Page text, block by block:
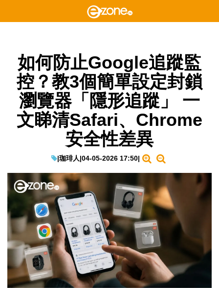
如何防止Google追蹤監
控？教3個簡單設定封鎖
瀏覽器「隱形追蹤」 一
文睇清Safari、Chrome
安全性差異
|珈琲人|04-05-2026 17:50|